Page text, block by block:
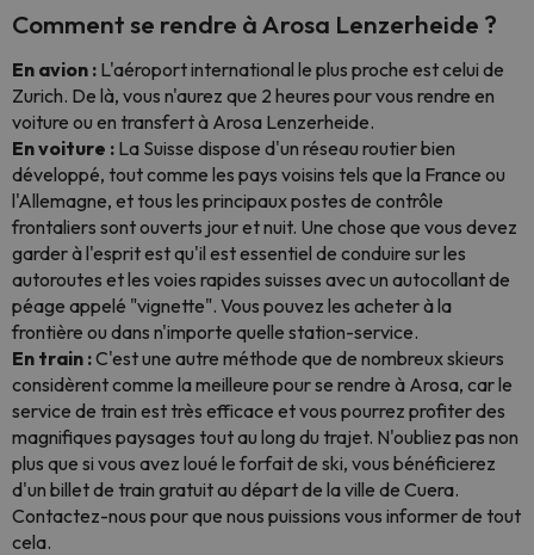
Comment se rendre à Arosa Lenzerheide ?
En avion : L'aéroport international le plus proche est celui de
Zurich. De là, vous n'aurez que 2 heures pour vous rendre en
voiture ou en transfert à Arosa Lenzerheide.
En voiture : La Suisse dispose d'un réseau routier bien
développé, tout comme les pays voisins tels que la France ou
l'Allemagne, et tous les principaux postes de contrôle
frontaliers sont ouverts jour et nuit. Une chose que vous devez
garder à l'esprit est qu'il est essentiel de conduire sur les
autoroutes et les voies rapides suisses avec un autocollant de
péage appelé "vignette". Vous pouvez les acheter à la
frontière ou dans n'importe quelle station-service.
En train :C'est une autre méthode que de nombreux skieurs
considèrent comme la meilleure pour se rendre à Arosa, car le
service de train est très efficace et vous pourrez profiter des
magnifiques paysages tout au long du trajet. N'oubliez pas non
plus que si vous avez loué le forfait de ski, vous bénéficierez
d'un billet de train gratuit au départ de la ville de Cuera.
Contactez-nous pour que nous puissions vous informer de tout
cela.